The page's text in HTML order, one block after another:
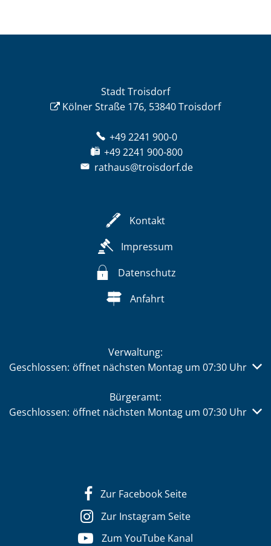
Stadt Troisdorf
Kölner Straße 176, 53840 Troisdorf
+49 2241 900-0
+49 2241 900-800
rathaus@troisdorf.de
Kontakt
Impressum
Datenschutz
Anfahrt
Verwaltung:
Klicken, um weitere Öffnungs- oder Schließzeiten
Geschlossen: öffnet nächsten Montag um 07:30 Uhr
Bürgeramt:
Klicken, um weitere Öffnungs- oder Schließzeiten
Geschlossen: öffnet nächsten Montag um 07:30 Uhr
Zur Facebook Seite
Zur Instagram Seite
Zum YouTube Kanal